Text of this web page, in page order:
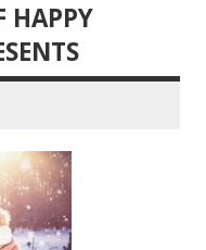
HAPPY